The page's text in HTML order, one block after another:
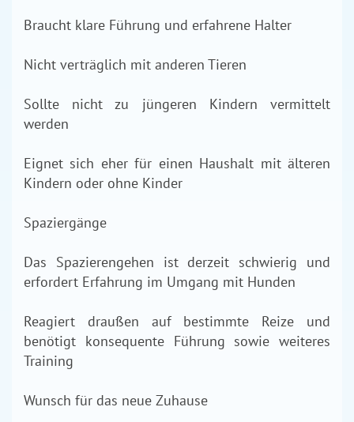
Braucht klare Führung und erfahrene Halter
Nicht verträglich mit anderen Tieren
Sollte nicht zu jüngeren Kindern vermittelt
werden
Eignet sich eher für einen Haushalt mit älteren
Kindern oder ohne Kinder
Spaziergänge
Das Spazierengehen ist derzeit schwierig und
erfordert Erfahrung im Umgang mit Hunden
Reagiert draußen auf bestimmte Reize und
benötigt konsequente Führung sowie weiteres
Training
Wunsch für das neue Zuhause